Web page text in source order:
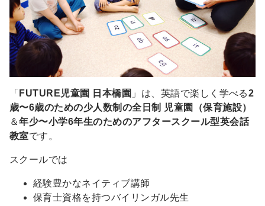
「 FUTURE児童園 日本橋園 」は、英語で楽しく学べる2
歳〜6歳のための少人数制の全日制 児童園（保育施設）
＆年少〜小学6年生のためのアフタースクール型英会話
教室です。
スクールでは
経験豊かなネイティブ講師
保育士資格を持つバイリンガル先生